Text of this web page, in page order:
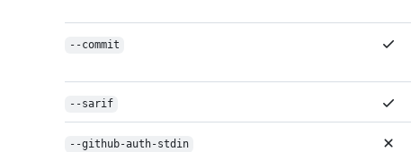
--commit
--sarif
--github-auth-stdin